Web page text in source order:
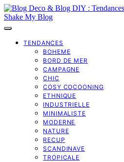
TENDANCES
BOHEME
BORD DE MER
CAMPAGNE
CHIC
COSY COCOONING
ETHNIQUE
INDUSTRIELLE
MINIMALISTE
MODERNE
NATURE
RECUP
SCANDINAVE
TROPICALE